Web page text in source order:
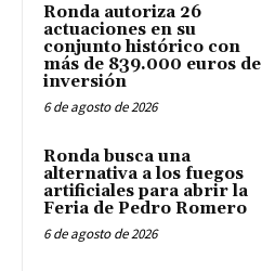
Ronda autoriza 26
actuaciones en su
conjunto histórico con
más de 839.000 euros de
inversión
6 de agosto de 2026
Ronda busca una
alternativa a los fuegos
artificiales para abrir la
Feria de Pedro Romero
6 de agosto de 2026